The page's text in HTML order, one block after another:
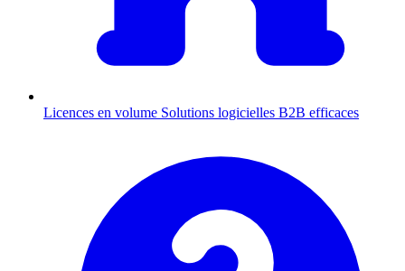
Licences en volume Solutions logicielles B2B efficaces